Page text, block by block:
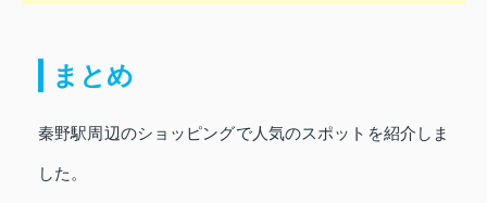
まとめ
秦野駅周辺のショッピングで人気のスポットを紹介しま
した。